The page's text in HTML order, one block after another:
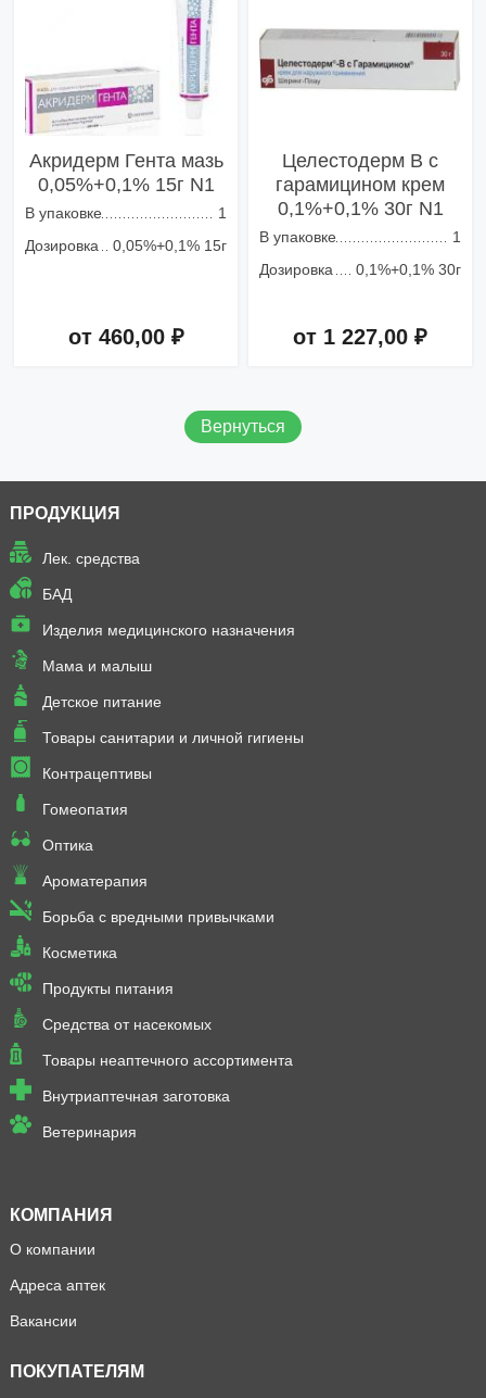
Акридерм Гента мазь
0,05%+0,1% 15г N1
В упаковке
1
Дозировка
0,05%+0,1% 15г
от 460,00 ₽
Целестодерм В с
гарамицином крем
0,1%+0,1% 30г N1
В упаковке
1
Дозировка
0,1%+0,1% 30г
от 1 227,00 ₽
Вернуться
ПРОДУКЦИЯ
Лек. средства
БАД
Изделия медицинского назначения
Мама и малыш
Детское питание
Товары санитарии и личной гигиены
Контрацептивы
Гомеопатия
Оптика
Ароматерапия
Борьба с вредными привычками
Косметика
Продукты питания
Средства от насекомых
Товары неаптечного ассортимента
Внутриаптечная заготовка
Ветеринария
КОМПАНИЯ
О компании
Адреса аптек
Вакансии
ПОКУПАТЕЛЯМ